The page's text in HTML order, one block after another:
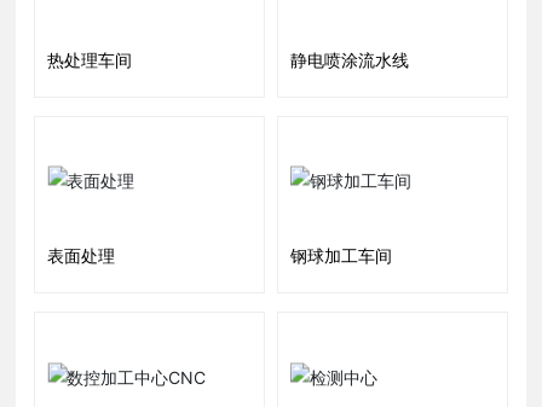
热处理车间 静电喷涂流水线
表面处理 钢球加工车间